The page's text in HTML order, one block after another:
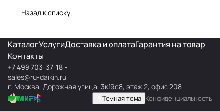
Назад к списку
КаталогУслугиДоставка и оплатаГарантия на товар
Контакты
+7 499 703-37-18
sales@ru-daikin.ru
г. Москва, Дорожная улица, 3к19с8, этаж 2, офис 208
Темная тема Конфиденциальность